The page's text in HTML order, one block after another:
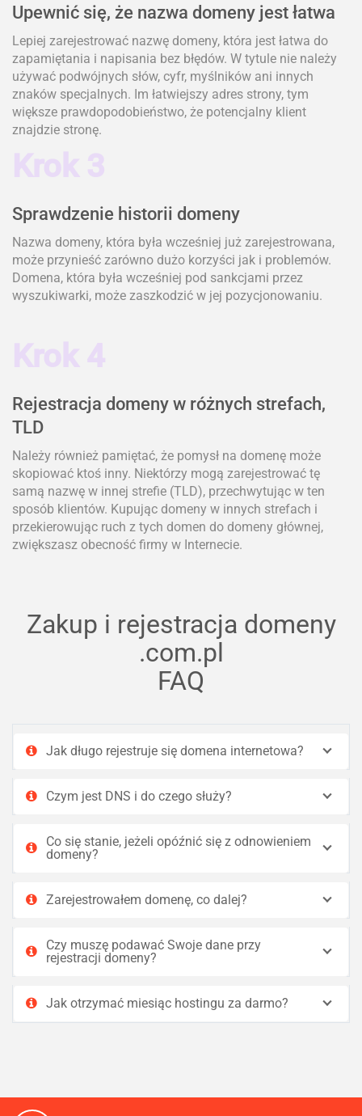
Upewnić się, że nazwa domeny jest łatwa
Lepiej zarejestrować nazwę domeny, która jest łatwa do
zapamiętania i napisania bez błędów. W tytule nie należy
używać podwójnych słów, cyfr, myślników ani innych
znaków specjalnych. Im łatwiejszy adres strony, tym
większe prawdopodobieństwo, że potencjalny klient
znajdzie stronę.
Krok 3
Sprawdzenie historii domeny
Nazwa domeny, która była wcześniej już zarejestrowana,
może przynieść zarówno dużo korzyści jak i problemów.
Domena, która była wcześniej pod sankcjami przez
wyszukiwarki, może zaszkodzić w jej pozycjonowaniu.
Krok 4
Rejestracja domeny w różnych strefach,
TLD
Należy również pamiętać, że pomysł na domenę może
skopiować ktoś inny. Niektórzy mogą zarejestrować tę
samą nazwę w innej strefie (TLD), przechwytując w ten
sposób klientów. Kupując domeny w innych strefach i
przekierowując ruch z tych domen do domeny głównej,
zwiększasz obecność firmy w Internecie.
Zakup i rejestracja domeny
.com.pl
FAQ
Jak długo rejestruje się domena internetowa?
Czym jest DNS i do czego służy?
Co się stanie, jeżeli opóźnić się z odnowieniem
domeny?
Zarejestrowałem domenę, co dalej?
Czy muszę podawać Swoje dane przy
rejestracji domeny?
Jak otrzymać miesiąc hostingu za darmo?